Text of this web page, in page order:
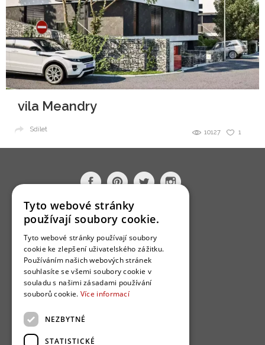
vila Meandry
1
10127
Sdílet
O nás
Bydlo programy
Jak se zapojit?
Uživatelské podmínky
Ochrana osobních údajú
Tyto webové stránky
používají soubory cookie.
Tyto webové stránky používají soubory
cookie ke zlepšení uživatelského zážitku.
Používáním našich webových stránek
souhlasíte se všemi soubory cookie v
souladu s našimi zásadami používání
souborů cookie. Více informací
NEZBYTNÉ
STATISTICKÉ